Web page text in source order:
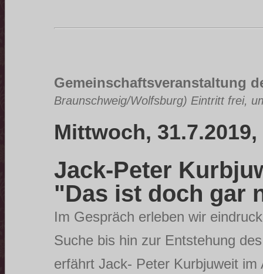
Gemeinschaftsveranstaltung
Braunschweig/Wolfsburg) Eintritt frei,
Mittwoch,
Jack-Peter
"Das ist doch gar
Im Gespräch erleben wir
Suche bis hin zur Entstehung
erfährt Jack- Peter Kurbjuweit